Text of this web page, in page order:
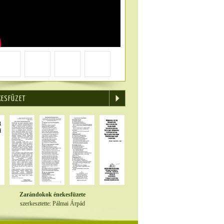
Zarándokok énekesfüzete
szerkesztette: Pálmai Árpád